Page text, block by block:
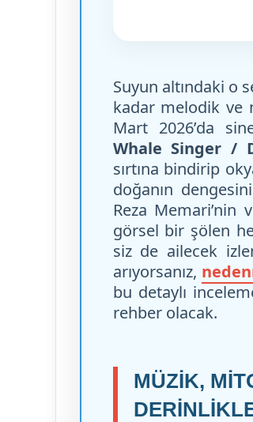
Suyun altındaki o
kadar melodik ve
Mart 2026’da
Whale Singer /
sırtına bindirip
doğanın
Reza Memari’nin
görsel bir şölen
siz de ailecek
arıyorsanız,
bu detaylı
rehber olacak.
MÜZIK,